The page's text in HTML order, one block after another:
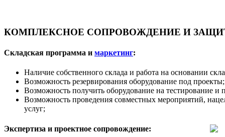
КОМПЛЕКСНОЕ СОПРОВОЖДЕНИЕ И
Складская программа и маркетинг:
Наличие собственного склада и работа на основании
Возможность резервирования оборудование под проекты;
Возможность получить оборудование на тестирование и
Возможность проведения совместных мероприятий,
услуг;
Экспертиза и проектное сопровождение: